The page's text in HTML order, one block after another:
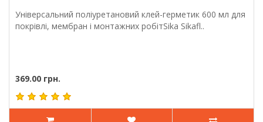
Універсальний поліуретановий клей-герметик 600 мл для
покрівлі, мембран і монтажних робітSika Sikafl..
369.00 грн.